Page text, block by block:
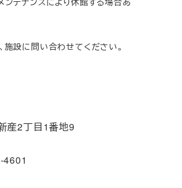
施設に問い合わせてください。
産2丁目1番地9
4601